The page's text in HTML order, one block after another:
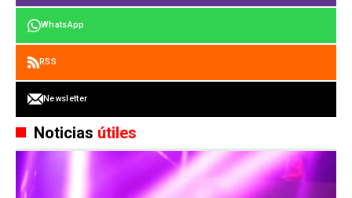
WhatsApp
RSS
Newsletter
Noticias útiles